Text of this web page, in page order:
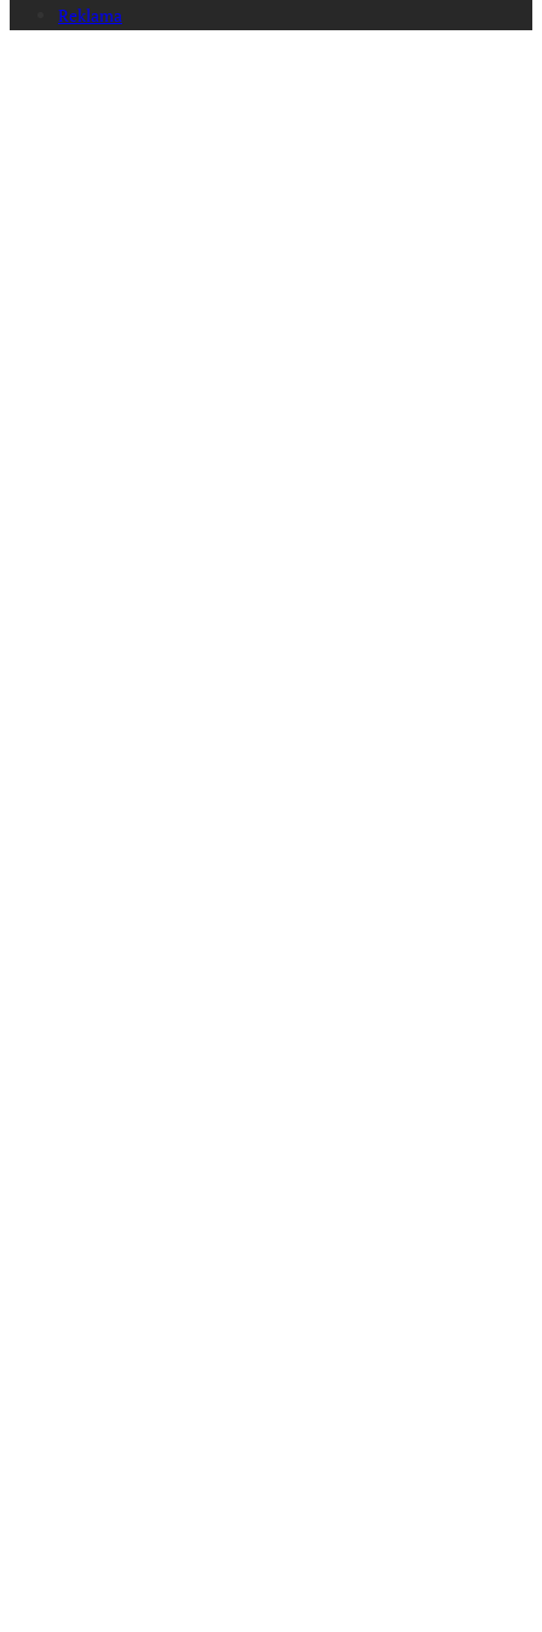
Reklama